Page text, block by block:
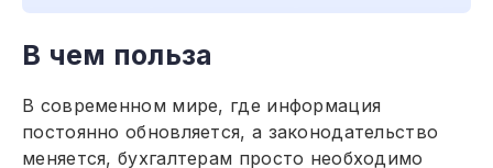
В чем польза
В современном мире, где информация
постоянно обновляется, а законодательство
меняется, бухгалтерам просто необходимо